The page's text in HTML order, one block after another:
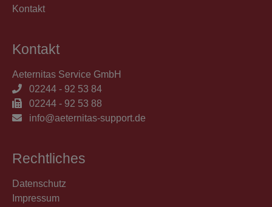
Kontakt
Kontakt
Aeternitas Service GmbH
02244 - 92 53 84
02244 - 92 53 88
info@aeternitas-support.de
Rechtliches
Datenschutz
Impressum